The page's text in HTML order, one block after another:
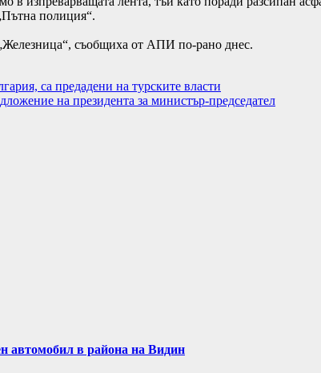
полиция“.
съобщиха от АПИ по-рано днес.
са предадени на турските власти
на президента за министър-председател
автомобил в района на Видин